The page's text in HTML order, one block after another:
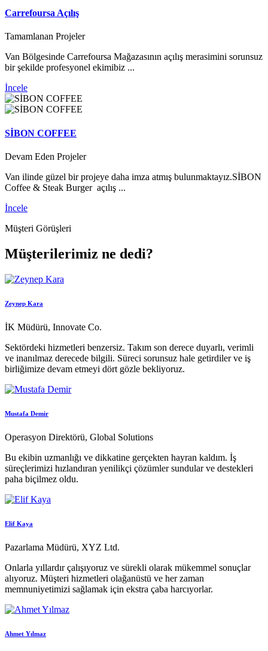
Carrefoursa Açılış
Tamamlanan Projeler
Van Bölgesinde Carrefoursa Mağazasının açılış merasimini sorunsuz
bir şekilde profesyonel ekimibiz ...
İncele
SİBON COFFEE
Devam Eden Projeler
Van ilinde güzel bir projeye daha imza atmış bulunmaktayız.SİBON
Coffee & Steak Burger açılış ...
İncele
Müşteri Görüşleri
Müşterilerimiz ne dedi?
Zeynep Kara
İK Müdürü, Innovate Co.
Sektördeki hizmetleri benzersiz. Takım son derece duyarlı, verimli
ve inanılmaz derecede bilgili. Süreci sorunsuz hale getirdiler ve iş
birliğimize devam etmeyi dört gözle bekliyoruz.
Mustafa Demir
Operasyon Direktörü, Global Solutions
Bu ekibin uzmanlığı ve dikkatine gerçekten hayran kaldım. İş
süreçlerimizi hızlandıran yenilikçi çözümler sundular ve destekleri
paha biçilmez oldu.
Elif Kaya
Pazarlama Müdürü, XYZ Ltd.
Onlarla yıllardır çalışıyoruz ve sürekli olarak mükemmel sonuçlar
alıyoruz. Müşteri hizmetleri olağanüstü ve her zaman
memnuniyetimizi sağlamak için ekstra çaba harcıyorlar.
Ahmet Yılmaz